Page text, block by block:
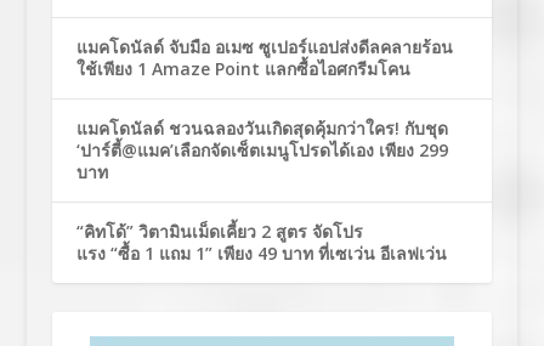
แมคโดนัลด์ จับมือ อเมซ ซูเปอร์แอปส่งดีลคลายร้อน
ใช้เพียง 1 Amaze Point แลกซื้อไอศกรีมโคน
แมคโดนัลด์ ชวนฉลองวันเกิดสุดคุ้มกว่าใคร! กับชุด
‘ปาร์ตี้@แมค’เลือกจัดเซ็ตเมนูโปรดได้เอง เพียง 299
บาท
“คิทโด้” วิตามินเม็ดเคี้ยว 2 สูตร จัดโปร
แรง “ซื้อ 1 แถม 1” เพียง 49 บาท ที่เซเว่น อีเลฟเว่น